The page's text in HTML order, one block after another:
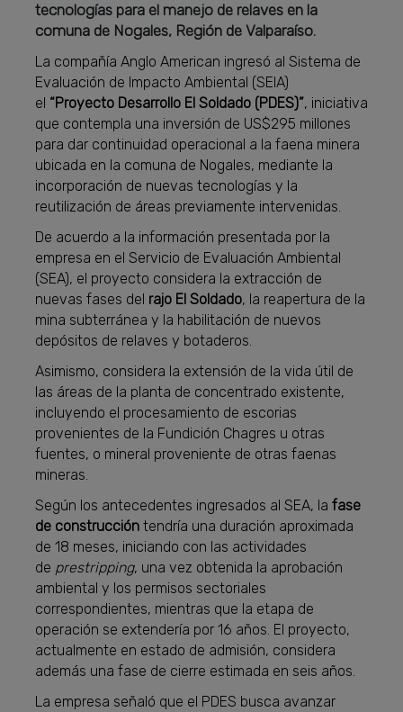
tecnologías para el manejo de relaves en la
comuna de Nogales, Región de Valparaíso.
La compañía Anglo American ingresó al Sistema de
Evaluación de Impacto Ambiental (SEIA)
el “Proyecto Desarrollo El Soldado (PDES)”, iniciativa
que contempla una inversión de US$295 millones
para dar continuidad operacional a la faena minera
ubicada en la comuna de Nogales, mediante la
incorporación de nuevas tecnologías y la
reutilización de áreas previamente intervenidas.
De acuerdo a la información presentada por la
empresa en el Servicio de Evaluación Ambiental
(SEA), el proyecto considera la extracción de
nuevas fases del rajo El Soldado, la reapertura de la
mina subterránea y la habilitación de nuevos
depósitos de relaves y botaderos.
Asimismo, considera la extensión de la vida útil de
las áreas de la planta de concentrado existente,
incluyendo el procesamiento de escorias
provenientes de la Fundición Chagres u otras
fuentes, o mineral proveniente de otras faenas
mineras.
Según los antecedentes ingresados al SEA, lafase
de construcción tendría una duración aproximada
de 18 meses, iniciando con las actividades
de prestripping, una vez obtenida la aprobación
ambiental y los permisos sectoriales
correspondientes, mientras que la etapa de
operación se extendería por 16 años. El proyecto,
actualmente en estado de admisión, considera
además una fase de cierre estimada en seis años.
La empresa señaló que el PDES busca avanzar